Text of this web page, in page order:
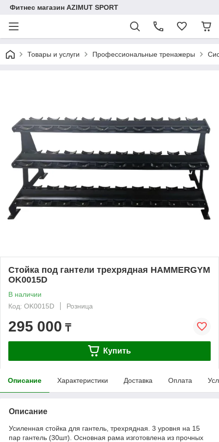
Фитнес магазин AZIMUT SPORT
Товары и услуги Профессиональные тренажеры
Стойка под гантели трехрядная HAMMERGYM
OK0015D
В наличии
Код: OK0015D
Розница
295 000 ₸
Купить
Описание Характеристики Доставка Оплата
Описание
Усиленная стойка для гантель, трехрядная. 3 уровня на 15
пар гантель (30шт). Основная рама изготовлена из прочных